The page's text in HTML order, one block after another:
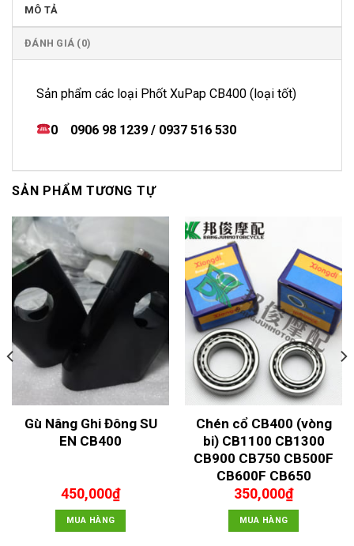
MÔ TẢ
ĐÁNH GIÁ (0)
Sản phẩm các loại Phốt XuPap CB400 (loại tốt)
0 0906 98 1239 / 0937 516 530
SẢN PHẨM TƯƠNG TỰ
Gù Nâng Ghi Đông SU
EN CB400
450,000₫
MUA HÀNG
Chén cổ CB400 (vòng
bi) CB1100 CB1300
CB900 CB750 CB500F
CB600F CB650
350,000₫
MUA HÀNG